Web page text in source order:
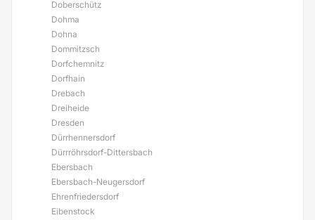
Doberschütz
Dohma
Dohna
Dommitzsch
Dorfchemnitz
Dorfhain
Drebach
Dreiheide
Dresden
Dürrhennersdorf
Dürrröhrsdorf-Dittersbach
Ebersbach
Ebersbach-Neugersdorf
Ehrenfriedersdorf
Eibenstock